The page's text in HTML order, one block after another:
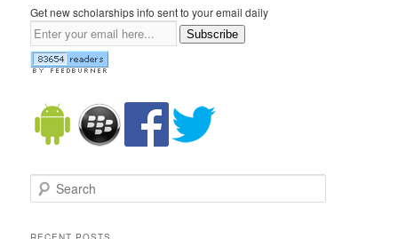
Get new scholarships info sent to your email daily
Subscribe
Search